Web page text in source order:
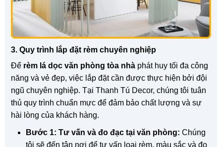
3. Quy trình lắp đặt rèm chuyên nghiệp
Để rèm lá dọc văn phòng tòa nhà phát huy tối đa công
năng và vẻ đẹp, việc lắp đặt cần được thực hiện bởi đội
ngũ chuyên nghiệp. Tại Thanh Tú Decor, chúng tôi tuân
thủ quy trình chuẩn mực để đảm bảo chất lượng và sự
hài lòng của khách hàng.
Bước 1: Tư vấn và đo đạc tại văn phòng: Chúng
tôi sẽ đến tận nơi để tư vấn loại rèm, màu sắc và đo